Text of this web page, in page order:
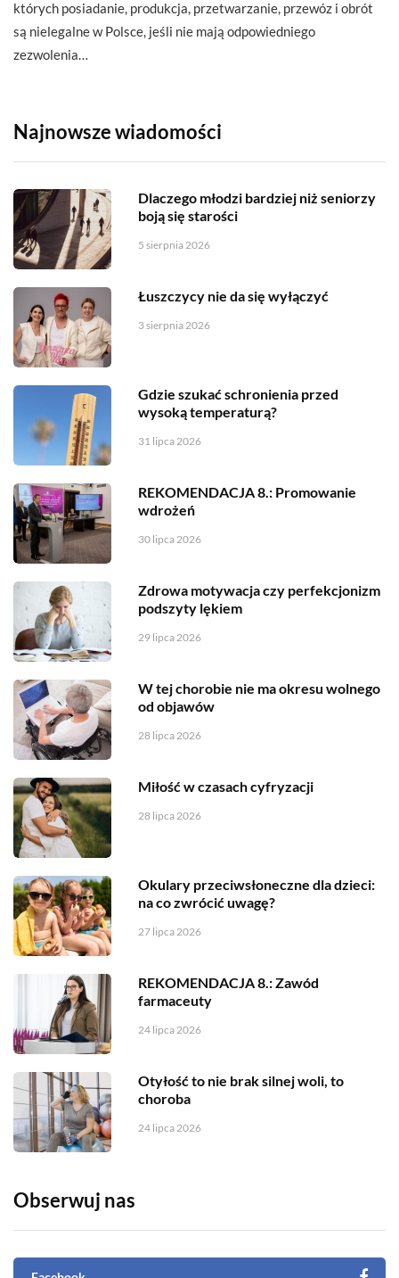
których posiadanie, produkcja, przetwarzanie, przewóz i obrót
są nielegalne w Polsce, jeśli nie mają odpowiedniego
zezwolenia…
Najnowsze wiadomości
Dlaczego młodzi bardziej niż seniorzy
boją się starości
5 sierpnia 2026
Łuszczycy nie da się wyłączyć
3 sierpnia 2026
Gdzie szukać schronienia przed
wysoką temperaturą?
31 lipca 2026
REKOMENDACJA 8.: Promowanie
wdrożeń
30 lipca 2026
Zdrowa motywacja czy perfekcjonizm
podszyty lękiem
29 lipca 2026
W tej chorobie nie ma okresu wolnego
od objawów
28 lipca 2026
Miłość w czasach cyfryzacji
28 lipca 2026
Okulary przeciwsłoneczne dla dzieci:
na co zwrócić uwagę?
27 lipca 2026
REKOMENDACJA 8.: Zawód
farmaceuty
24 lipca 2026
Otyłość to nie brak silnej woli, to
choroba
24 lipca 2026
Obserwuj nas